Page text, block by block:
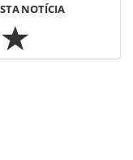
NOTÍCIA
parques-
visitantes-